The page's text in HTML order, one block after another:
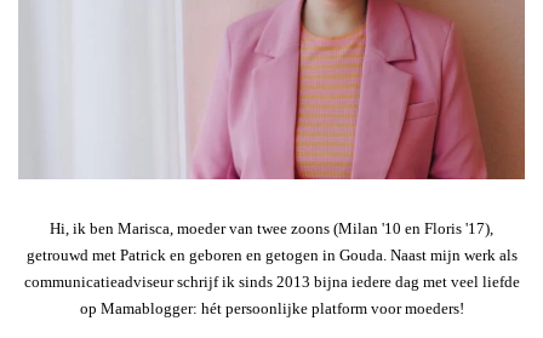
Hi, ik ben Marisca, moeder van twee zoons (Milan '10 en Floris '17),
getrouwd met Patrick en geboren en getogen in Gouda. Naast mijn werk als
communicatieadviseur schrijf ik sinds 2013 bijna iedere dag met veel liefde
op Mamablogger: hét persoonlijke platform voor moeders!